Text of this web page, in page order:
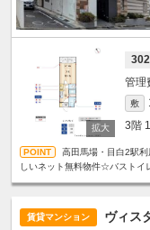
302
敷
3階
高田馬場・目白2駅
しいネット無料物件☆バストイ
賃貸マンション ヴィス